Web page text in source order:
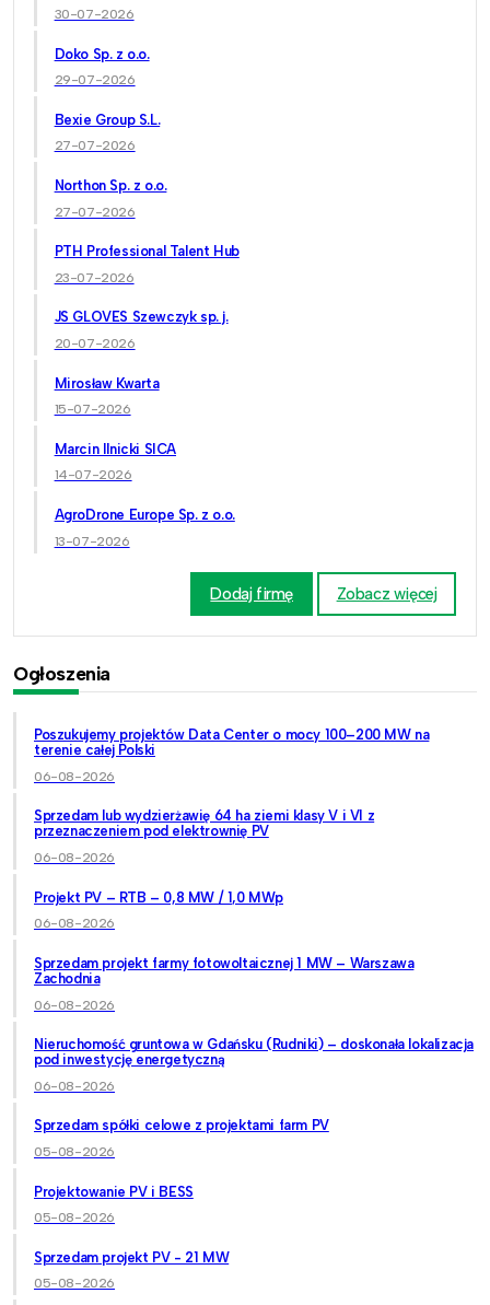
30-07-2026
Doko Sp. z o.o.
29-07-2026
Bexie Group S.L.
27-07-2026
Northon Sp. z o.o.
27-07-2026
PTH Professional Talent Hub
23-07-2026
JS GLOVES Szewczyk sp. j.
20-07-2026
Mirosław Kwarta
15-07-2026
Marcin Ilnicki SICA
14-07-2026
AgroDrone Europe Sp. z o.o.
13-07-2026
Dodaj firmę Zobacz więcej
Ogłoszenia
Poszukujemy projektów Data Center o mocy 100–200 MW na
terenie całej Polski
06-08-2026
Sprzedam lub wydzierżawię 64 ha ziemi klasy V i VI z
przeznaczeniem pod elektrownię PV
06-08-2026
Projekt PV – RTB – 0,8 MW / 1,0 MWp
06-08-2026
Sprzedam projekt farmy fotowoltaicznej 1 MW – Warszawa
Zachodnia
06-08-2026
Nieruchomość gruntowa w Gdańsku (Rudniki) – doskonała lokalizacja
pod inwestycję energetyczną
06-08-2026
Sprzedam spółki celowe z projektami farm PV
05-08-2026
Projektowanie PV i BESS
05-08-2026
Sprzedam projekt PV - 21 MW
05-08-2026